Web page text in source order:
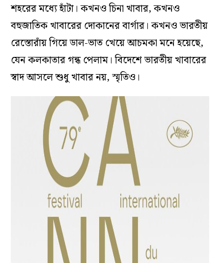
শহরের মধ্যে হাঁটা। কখনও চিনা খাবার, কখনও
বহুজাতিক খাবারের দোকানের বার্গার। কখনও ভারতীয়
রেস্তোরাঁয় গিয়ে ডাল-ভাত খেয়ে আচমকা মনে হয়েছে,
যেন কলকাতার গন্ধ পেলাম। বিদেশে ভারতীয় খাবারের
স্বাদ আসলে শুধু খাবার নয়, স্মৃতিও।